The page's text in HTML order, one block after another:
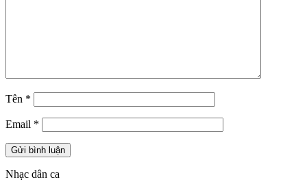
Tên *
Email *
Nhạc dân ca